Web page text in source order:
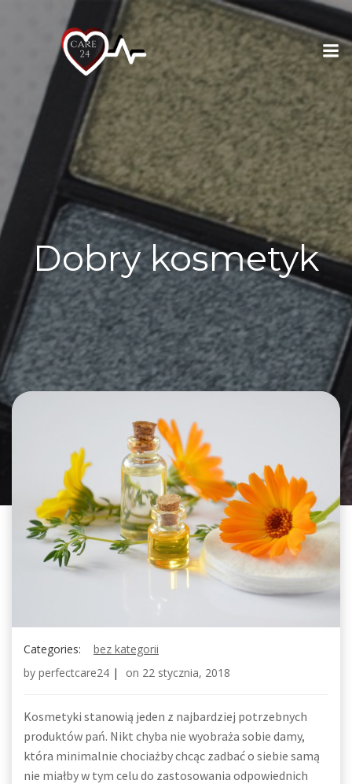
Skip
to
content
Dobry kosmetyk
Categories:
bez kategorii
by perfectcare24 | on 22 stycznia, 2018
Kosmetyki stanowią jeden z najbardziej potrzebnych
produktów pań. Nikt chyba nie wyobraża sobie damy,
która minimalnie chociażby chcąc zadbać o siebie samą
nie miałby w tym celu do zastosowania odpowiednich